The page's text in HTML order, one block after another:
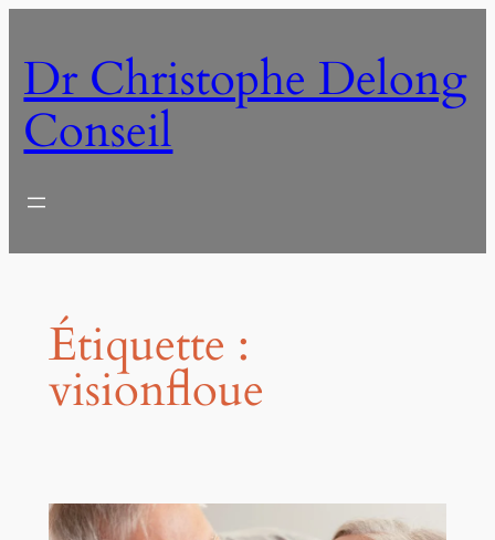
contenu
Dr Christophe Delong
Conseil
Étiquette :
visionfloue